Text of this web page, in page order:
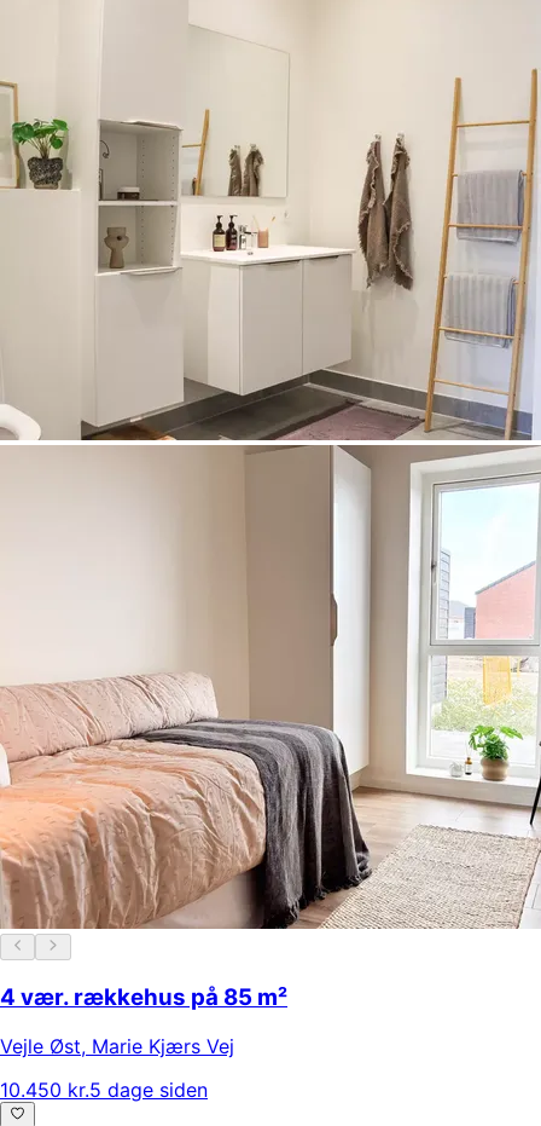
4 vær. rækkehus på 85 m²
Vejle Øst, Marie Kjærs Vej
10.450 kr.5 dage siden